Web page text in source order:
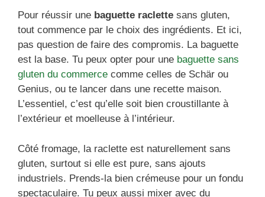
Pour réussir une baguette raclette sans gluten,
tout commence par le choix des ingrédients. Et ici,
pas question de faire des compromis. La baguette
est la base. Tu peux opter pour une baguette sans
gluten du commerce comme celles de Schär ou
Genius, ou te lancer dans une recette maison.
L’essentiel, c’est qu’elle soit bien croustillante à
l’extérieur et moelleuse à l’intérieur.
Côté fromage, la raclette est naturellement sans
gluten, surtout si elle est pure, sans ajouts
industriels. Prends-la bien crémeuse pour un fondu
spectaculaire. Tu peux aussi mixer avec du